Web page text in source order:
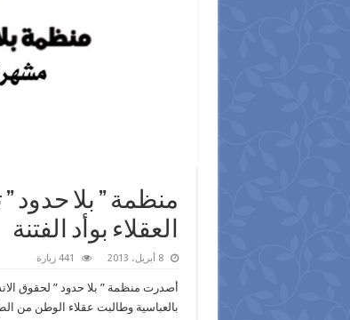
منظمة ” بلا حدود
العقلاء بوأد الفتنة
8 أبريل، 2013 441 زيارة
أصدرت منظمة ” بلا حدود ” لحقوق
بالعباسية وطالبت عقلاء الوطن من